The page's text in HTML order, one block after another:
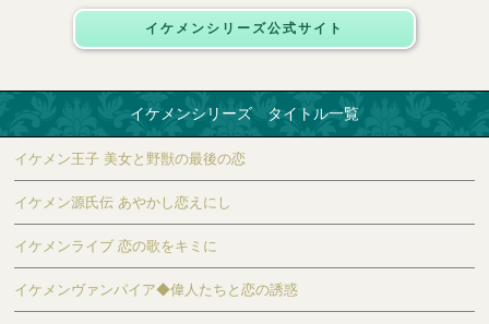
イケメンシリーズ公式サイト
イケメンシリーズ タイトル一覧
イケメン王子 美女と野獣の最後の恋
イケメン源氏伝 あやかし恋えにし
イケメンライブ 恋の歌をキミに
イケメンヴァンパイア◆偉人たちと恋の誘惑